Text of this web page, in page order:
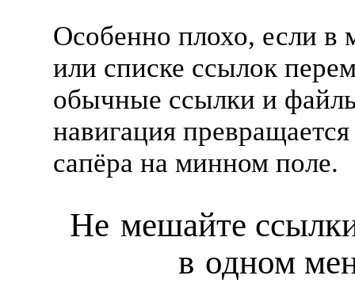
Особенно плохо, если в
или списке ссылок
обычные ссылки и
навигация
сапёра на минном поле.
Не мешайте
в одном